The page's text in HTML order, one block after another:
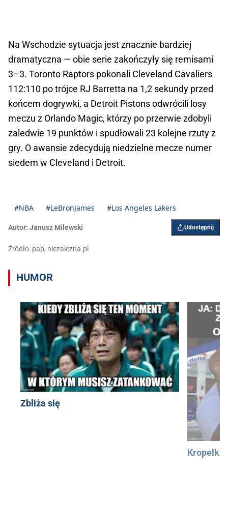
Na Wschodzie sytuacja jest znacznie bardziej
dramatyczna — obie serie zakończyły się remisami
3–3. Toronto Raptors pokonali Cleveland Cavaliers
112:110 po trójce RJ Barretta na 1,2 sekundy przed
końcem dogrywki, a Detroit Pistons odwrócili losy
meczu z Orlando Magic, którzy po przerwie zdobyli
zaledwie 19 punktów i spudłowali 23 kolejne rzuty z
gry. O awansie zdecydują niedzielne mecze numer
siedem w Cleveland i Detroit.
#NBA #LeBronJames #Los Angeles Lakers
Autor: Janusz Milewski Udostępnij
Źródło: pap, niezalezna.pl
HUMOR
Zbliża się
Kropelka